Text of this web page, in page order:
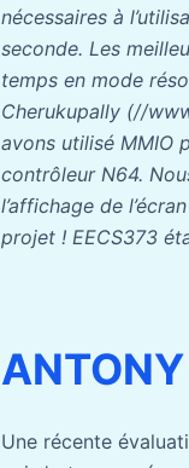
nécessaires à
seconde. Les
temps en mode
Cherukupally (//
avons utilisé MMIO
contrôleur N64.
l’affichage de
projet ! EECS373
Une récente